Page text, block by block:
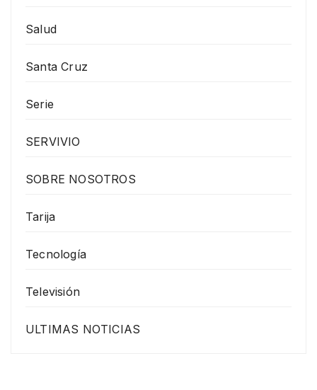
Salud
Santa Cruz
Serie
SERVIVIO
SOBRE NOSOTROS
Tarija
Tecnología
Televisión
ULTIMAS NOTICIAS